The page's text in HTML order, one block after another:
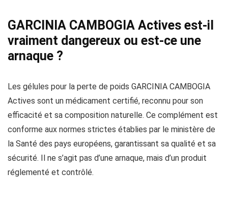
GARCINIA CAMBOGIA Actives est-il
vraiment dangereux ou est-ce une
arnaque ?
Les gélules pour la perte de poids GARCINIA CAMBOGIA
Actives sont un médicament certifié, reconnu pour son
efficacité et sa composition naturelle. Ce complément est
conforme aux normes strictes établies par le ministère de
la Santé des pays européens, garantissant sa qualité et sa
sécurité. Il ne s’agit pas d’une arnaque, mais d’un produit
réglementé et contrôlé.